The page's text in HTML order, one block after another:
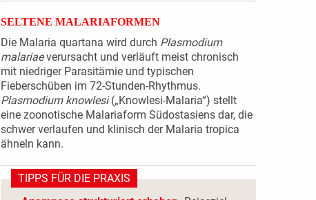
SELTENE MALARIAFORMEN
Die Malaria quartana wird durch Plasmodium
malariaeverursacht und verläuft meist chronisch
mit niedriger Parasitämie und typischen
Fieberschüben im 72-Stunden-Rhythmus.
Plasmodium knowlesi(„Knowlesi-Malaria“) stellt
eine zoonotische Malariaform Südostasiens dar, die
schwer verlaufen und klinisch der Malaria tropica
ähneln kann.
TIPPS FÜR DIE PRAXIS